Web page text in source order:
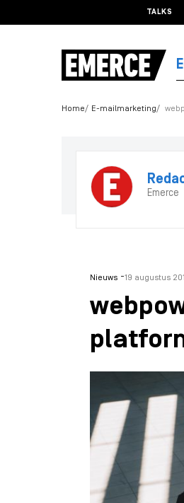
TALKS
Home E-mailmarketing
Emerce
Nieuws -19 augustus